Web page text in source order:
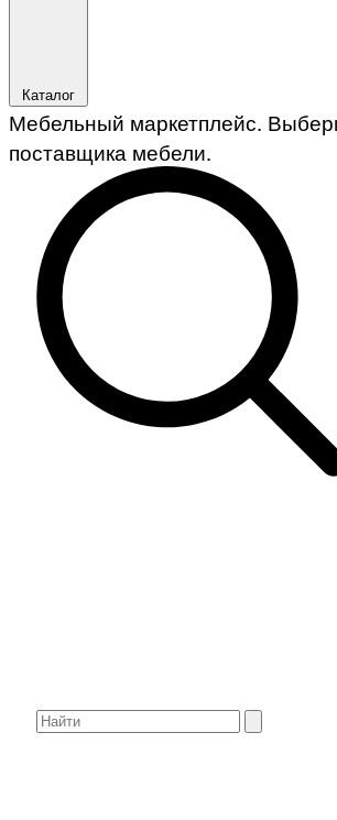
Каталог
Мебельный маркетплейс.
поставщика мебели.